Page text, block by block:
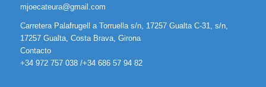
mjoecateura@gmail.com
Carretera Palafrugell a Torruella s/n, 17257 Gualta C-31, s/n,
17257 Gualta, Costa Brava, Girona
Contacto
+34 972 757 038 /+34 686 57 94 82